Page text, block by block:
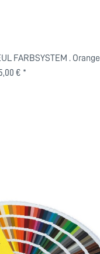
FARBSYSTEM . Orange
€ *